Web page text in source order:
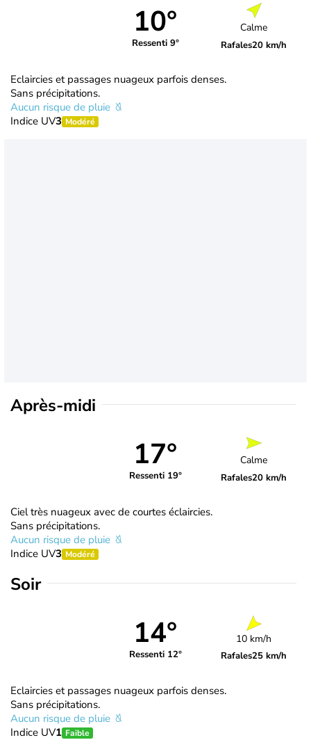
10°
Ressenti 9°
Calme
Rafales20 km/h
Eclaircies et passages nuageux parfois denses.
Sans précipitations.
Aucun risque de pluie
Indice UV3 Modéré
Après-midi
17°
Ressenti 19°
Calme
Rafales20 km/h
Ciel très nuageux avec de courtes éclaircies.
Sans précipitations.
Aucun risque de pluie
Indice UV3 Modéré
Soir
14°
Ressenti 12°
10 km/h
Rafales25 km/h
Eclaircies et passages nuageux parfois denses.
Sans précipitations.
Aucun risque de pluie
Indice UV1 Faible